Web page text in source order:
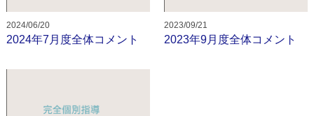
2024/06/20
2024年7月度全体コメント
2023/09/21
2023年9月度全体コメント